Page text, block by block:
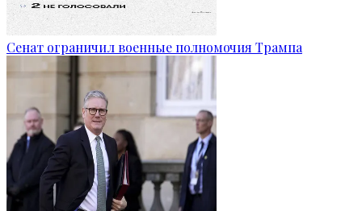
Сенат ограничил военные полномочия Трампа